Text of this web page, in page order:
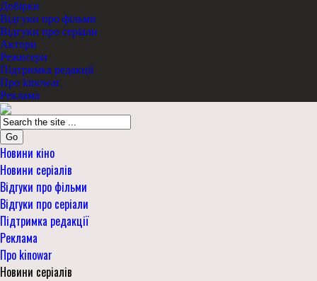
Добірки
Відгуки про фільми
Відгуки про серіали
Актори
Режисери
Підтримка редакції
Про kinowar
Реклама
Go
Новини кіно
Новини серіалів
Відгуки про фільми
Відгуки про серіали
Підтримка редакції
Реклама
Про kinowar
Новини серіалів